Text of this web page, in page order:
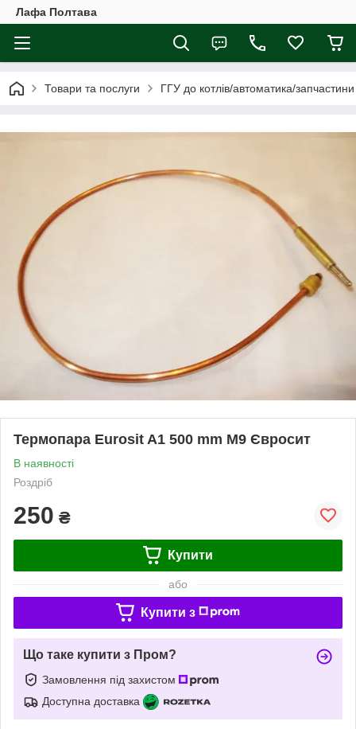
Лафа Полтава
Товари та послуги ГГУ до котлів/автоматика/запчастини
Термопара Eurosit A1 500 mm M9 Євросит
В наявності
Роздріб
250 ₴
Купити
або
Купити з
Що таке купити з Пром?
Замовлення під захистом
Доступна доставка